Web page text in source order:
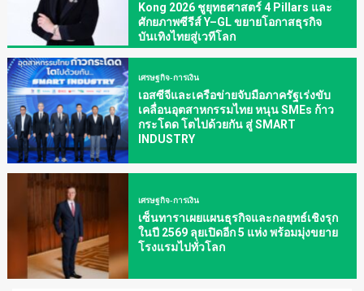
Kong 2026 ชูยุทธศาสตร์ 4 Pillars และ
ศักยภาพซีรีส์ Y–GL ขยายโอกาสธุรกิจ
บันเทิงไทยสู่เวทีโลก
เศรษฐกิจ-การเงิน
เอสซีจีและเครือข่ายจับมือภาครัฐเร่งขับ
เคลื่อนอุตสาหกรรมไทย หนุน SMEs ก้าว
กระโดด โตไปด้วยกัน สู่ SMART
INDUSTRY
เศรษฐกิจ-การเงิน
เซ็นทาราเผยแผนธุรกิจและกลยุทธ์เชิงรุก
ในปี 2569 ลุยเปิดอีก 5 แห่ง พร้อมมุ่งขยาย
โรงแรมไปทั่วโลก